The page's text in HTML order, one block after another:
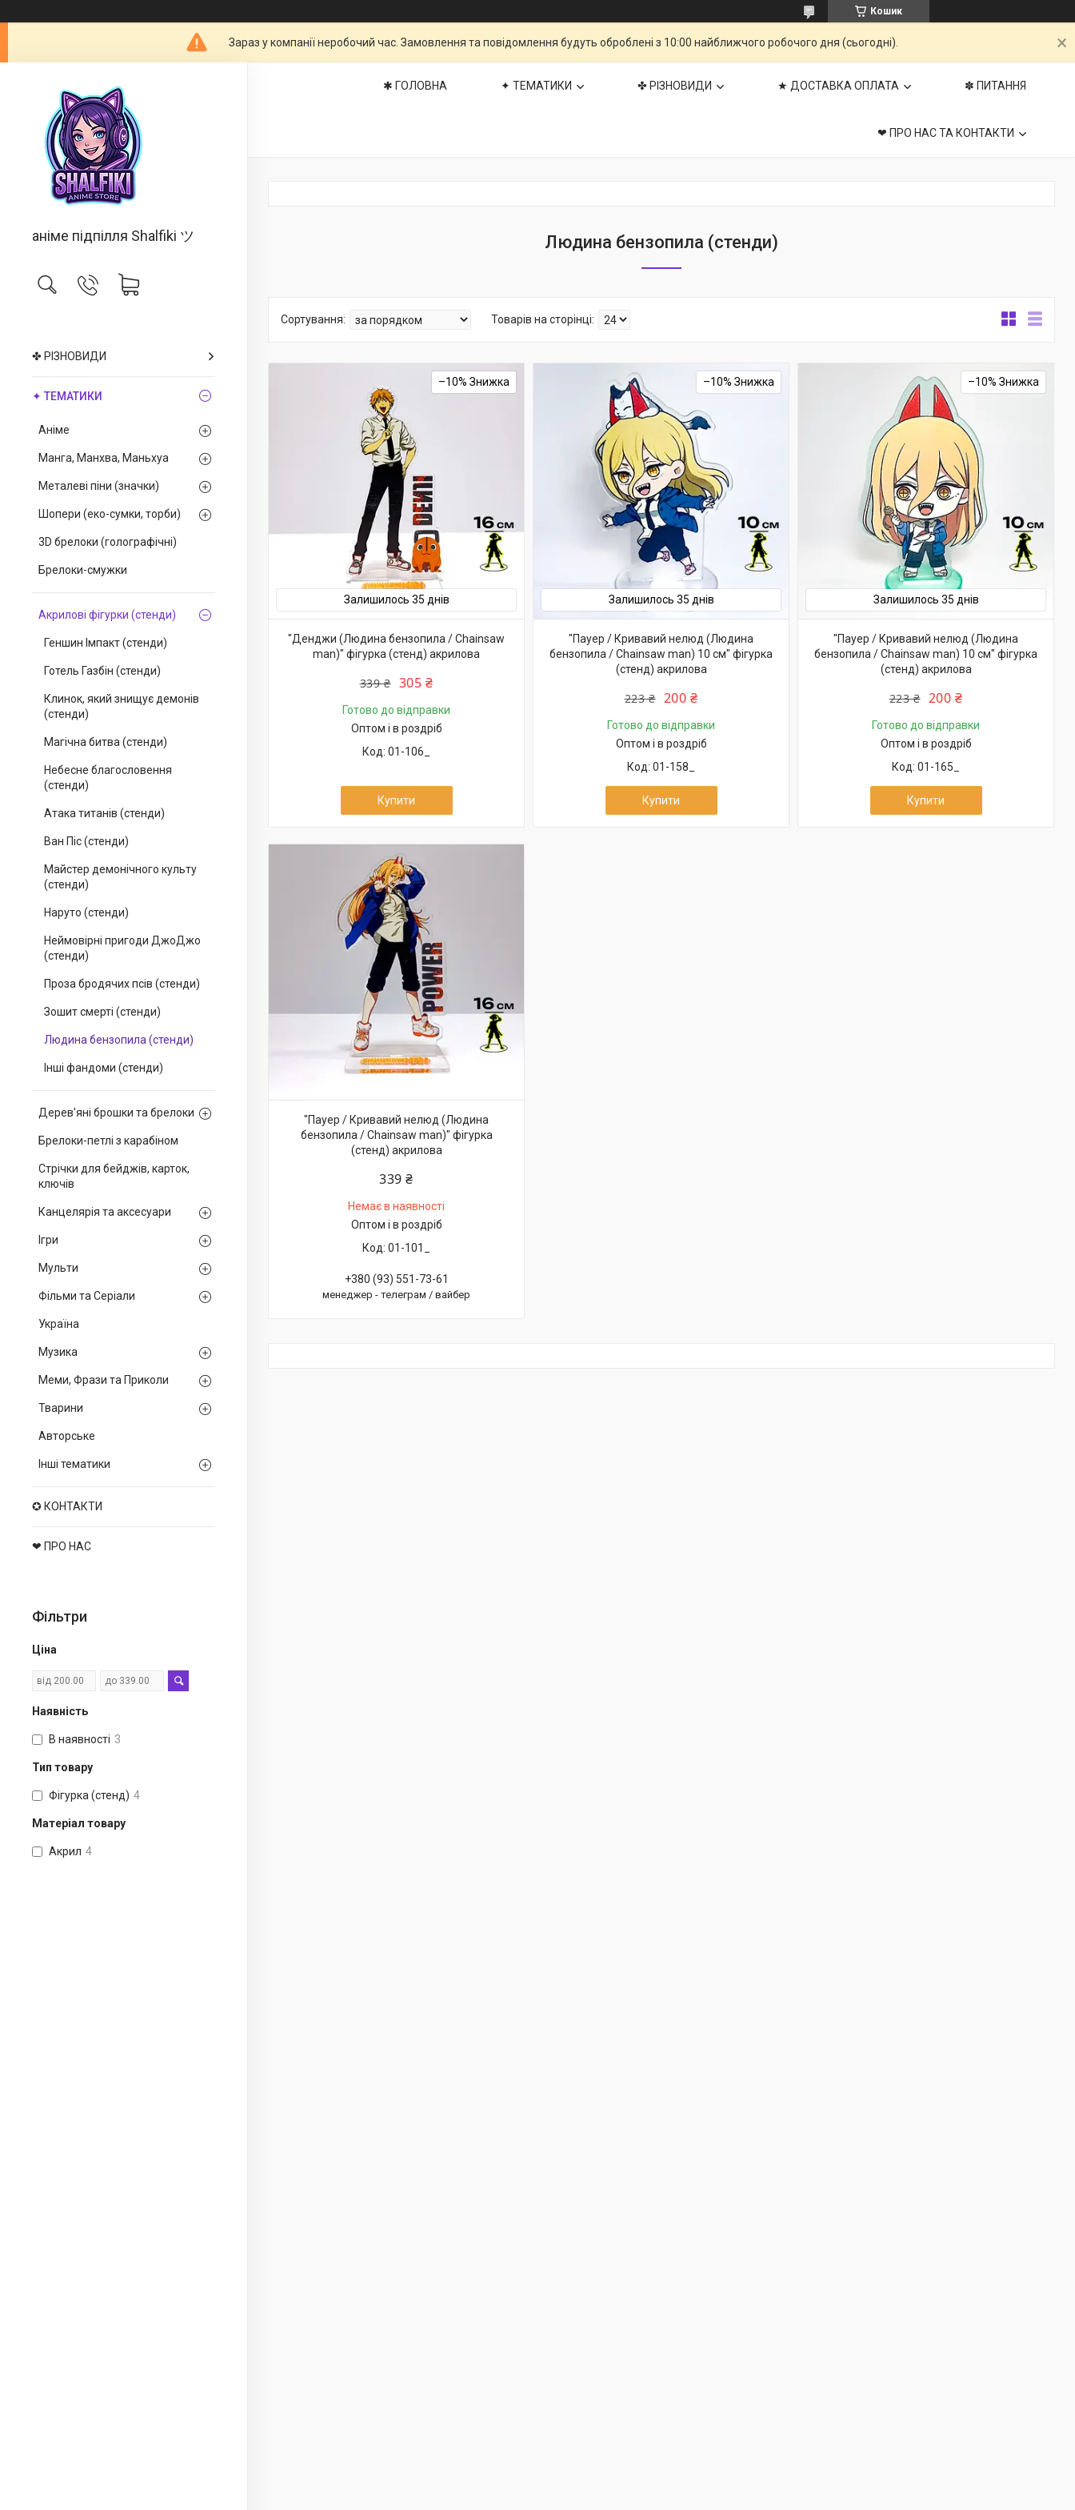
Кошик
Зараз у компанії неробочий час. Замовлення та повідомлення будуть оброблені з 10:00 найближчого робочого дня (сьогодні).
аніме підпілля Shalfiki ツ
✤ РІЗНОВИДИ
✦ ТЕМАТИКИ
Аніме
Манга, Манхва, Маньхуа
Металеві піни (значки)
Шопери (еко-сумки, торби)
3D брелоки (голографічні)
Брелоки-смужки
Акрилові фігурки (стенди)
Геншин Імпакт (стенди)
Готель Газбін (стенди)
Клинок, який знищує демонів
(стенди)
Магічна битва (стенди)
Небесне благословення
(стенди)
Атака титанів (стенди)
Ван Піс (стенди)
Майстер демонічного культу
(стенди)
Наруто (стенди)
Неймовірні пригоди ДжоДжо
(стенди)
Проза бродячих псів (стенди)
Зошит смерті (стенди)
Людина бензопила (стенди)
Інші фандоми (стенди)
Дерев'яні брошки та брелоки
Брелоки-петлі з карабіном
Стрічки для бейджів, карток,
ключів
Канцелярія та аксесуари
Ігри
Мульти
Фільми та Серіали
Україна
Музика
Меми, Фрази та Приколи
Тварини
Авторське
Інші тематики
✪ КОНТАКТИ
❤ ПРО НАС
Фільтри
Ціна
Наявність
В наявності 3
Тип товару
Фігурка (стенд) 4
Матеріал товару
Акрил 4
✱ ГОЛОВНА ✦ ТЕМАТИКИ ✤ РІЗНОВИДИ ★ ДОСТАВКА ОПЛАТА ✽ ПИТАННЯ
❤ ПРО НАС ТА КОНТАКТИ
Людина бензопила (стенди)
–10%
Залишилось 35 днів
"Денджи (Людина бензопила / Chainsaw
man)" фігурка (стенд) акрилова
339 ₴ 305 ₴
Готово до відправки
Оптом і в роздріб
01-106_
Купити
–10%
Залишилось 35 днів
"Пауер / Кривавий нелюд (Людина
бензопила / Chainsaw man) 10 см" фігурка
(стенд) акрилова
223 ₴ 200 ₴
Готово до відправки
Оптом і в роздріб
01-158_
Купити
–10%
Залишилось 35 днів
"Пауер / Кривавий нелюд (Людина
бензопила / Chainsaw man) 10 см" фігурка
(стенд) акрилова
223 ₴ 200 ₴
Готово до відправки
Оптом і в роздріб
01-165_
Купити
"Пауер / Кривавий нелюд (Людина
бензопила / Chainsaw man)" фігурка
(стенд) акрилова
339 ₴
Немає в наявності
Оптом і в роздріб
01-101_
+380 (93) 551-73-61
менеджер - телеграм / вайбер